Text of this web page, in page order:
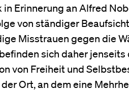
Erinnerung an Alfred
von ständiger
Misstrauen gegen die
sich daher
von Freiheit und
Ort, an dem eine